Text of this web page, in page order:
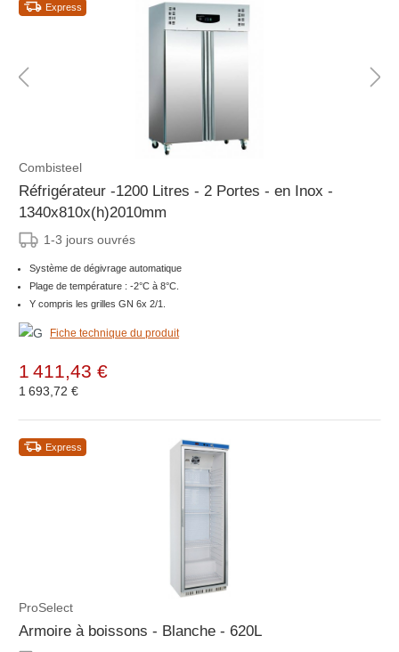
Express
Combisteel
Réfrigérateur -1200 Litres - 2 Portes - en Inox -
1340x810x(h)2010mm
1-3 jours ouvrés
Système de dégivrage automatique
Plage de température : -2°C à 8°C.
Y compris les grilles GN 6x 2/1.
Fiche technique du produit
1 411,43 €
1 693,72 €
Express
ProSelect
Armoire à boissons - Blanche - 620L